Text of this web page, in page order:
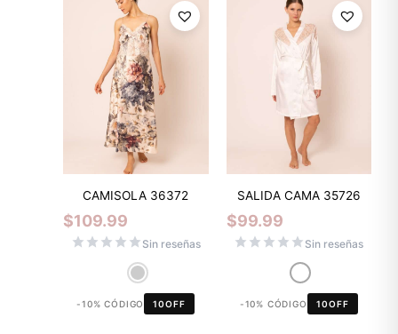
CAMISOLA 36372
$109.99
Sin reseñas
-10% CÓDIGO 10OFF
SALIDA CAMA 35726
$99.99
Sin reseñas
-10% CÓDIGO 10OFF